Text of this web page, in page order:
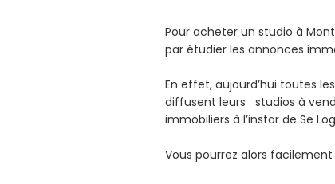
Pour acheter un studio à
par étudier les annonces
En effet, aujourd’hui toutes
diffusent leurs studios à
immobiliers à l’instar de Se
Vous pourrez alors